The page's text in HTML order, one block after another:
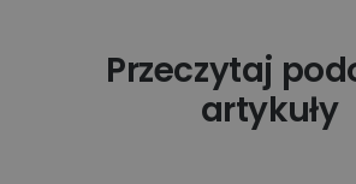
Przeczytaj
artykuły